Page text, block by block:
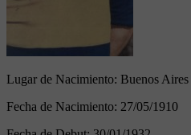
Lugar de Nacimiento: Buenos Aires
Fecha de Nacimiento: 27/05/1910